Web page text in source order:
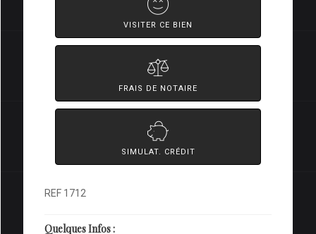
VISITER CE BIEN
FRAIS DE NOTAIRE
SIMULAT. CRÉDIT
REF 1712
Quelques Infos :